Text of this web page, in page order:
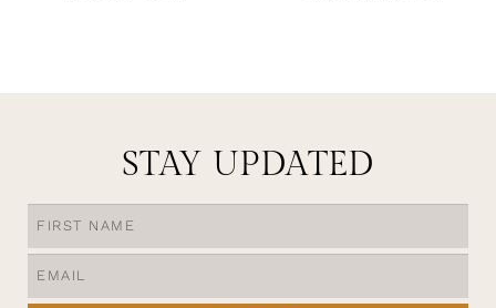
STAY UPDATED